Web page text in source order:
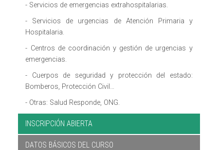
- Servicios de emergencias extrahospitalarias.
- Servicios de urgencias de Atención Primaria y
Hospitalaria.
- Centros de coordinación y gestión de urgencias y
emergencias.
- Cuerpos de seguridad y protección del estado:
Bomberos, Protección Civil…
- Otras: Salud Responde, ONG.
INSCRIPCIÓN ABIERTA
DATOS BÁSICOS DEL CURSO